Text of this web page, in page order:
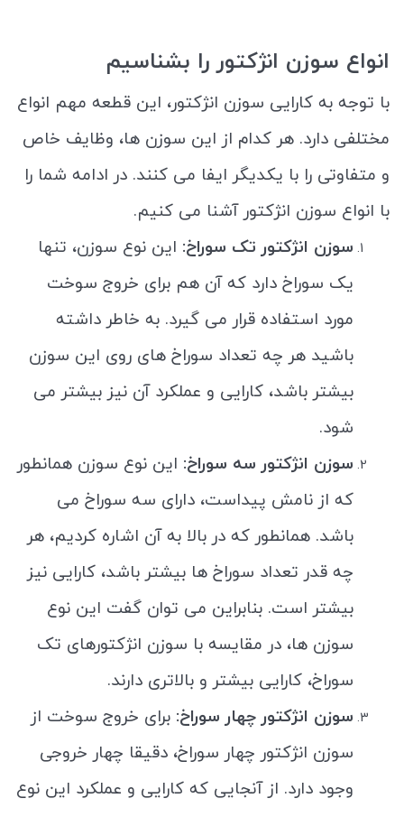
انواع سوزن انژکتور را بشناسیم
با توجه به کارایی سوزن انژکتور، این قطعه مهم انواع
مختلفی دارد. هر کدام از این سوزن ها، وظایف خاص
و متفاوتی را با یکدیگر ایفا می کنند. در ادامه شما را
با انواع سوزن انژکتور آشنا می کنیم.
سوزن انژکتور تک سوراخ: این نوع سوزن، تنها
یک سوراخ دارد که آن هم برای خروج سوخت
مورد استفاده قرار می گیرد. به خاطر داشته
باشید هر چه تعداد سوراخ های روی این سوزن
بیشتر باشد، کارایی و عملکرد آن نیز بیشتر می
شود.
سوزن انژکتور سه سوراخ: این نوع سوزن همانطور
که از نامش پیداست، دارای سه سوراخ می
باشد. همانطور که در بالا به آن اشاره کردیم، هر
چه قدر تعداد سوراخ ها بیشتر باشد، کارایی نیز
بیشتر است. بنابراین می توان گفت این نوع
سوزن ها، در مقایسه با سوزن انژکتورهای تک
سوراخ، کارایی بیشتر و بالاتری دارند.
سوزن انژکتور چهار سوراخ: برای خروج سوخت از
سوزن انژکتور چهار سوراخ، دقیقا چهار خروجی
وجود دارد. از آنجایی که کارایی و عملکرد این نوع